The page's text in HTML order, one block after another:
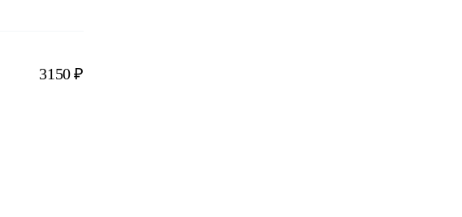
3150 ₽